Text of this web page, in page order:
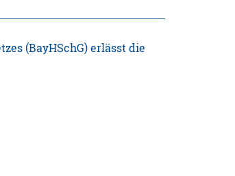
(BayHSchG) erlässt die